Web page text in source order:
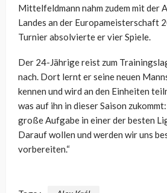
Mittelfeldmann nahm zudem mit der
Landes an der Europameisterschaft
Turnier absolvierte er vier Spiele.
Der 24-Jährige reist zum
nach. Dort lernt er seine neuen
kennen und wird an den Einheiten
was auf ihn in dieser Saison
große Aufgabe in einer der besten
Darauf wollen und werden wir uns
vorbereiten.“